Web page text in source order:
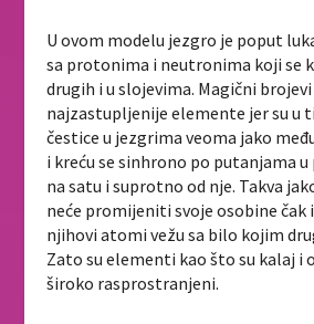
U ovom modelu jezgro je poput
sa protonima i neutronima koji se
drugih i u slojevima. Magični
najzastupljenije elemente jer su u
čestice u jezgrima veoma jako
i kreću se sinhrono po putanjama u
na satu i suprotno od nje. Takva
neće promijeniti svoje osobine čak
njihovi atomi vežu sa bilo kojim
Zato su elementi kao što su kalaj i
široko rasprostranjeni.